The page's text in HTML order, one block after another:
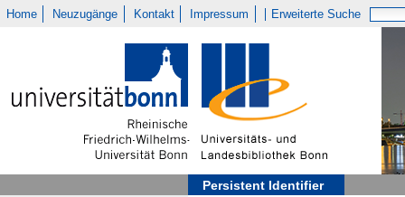
Home Neuzugänge Kontakt Impressum Erweiterte Suche
Persistent Identifier